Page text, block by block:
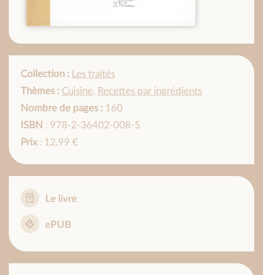
Collection : Les traités
Thèmes : Cuisine, Recettes par ingrédients
Nombre de pages : 160
ISBN : 978-2-36402-008-5
Prix: 12,99 €
Le livre
ePUB